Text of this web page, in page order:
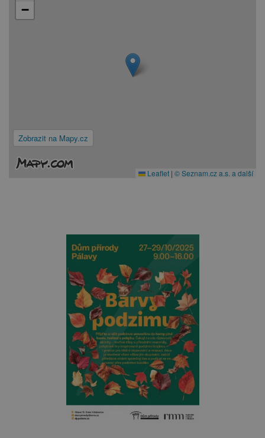
Zobrazit na Mapy.cz
−
Leaflet | © Seznam.cz a.s. a další